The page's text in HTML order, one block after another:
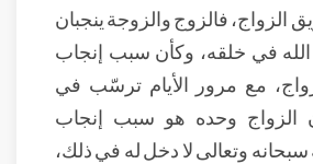
الزواج، فالزوج والزوجة ينجبان
الله في خلقه، وكأن سبب إنجاب
مع مرور الأيام ترسّب في
الزواج وحده هو سبب إنجاب
سبحانه وتعالى لا دخل له في ذلك،